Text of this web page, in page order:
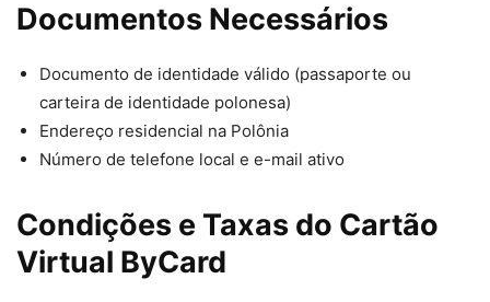
Documentos Necessários
Documento de identidade válido (passaporte ou
carteira de identidade polonesa)
Endereço residencial na Polônia
Número de telefone local e e-mail ativo
Condições e Taxas do Cartão
Virtual ByCard